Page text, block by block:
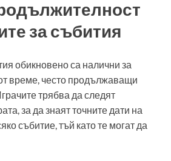
за събития
обикновено са налични за
време, често продължаващи
трябва да следят
за да знаят точните дати на
събитие, тъй като те могат да